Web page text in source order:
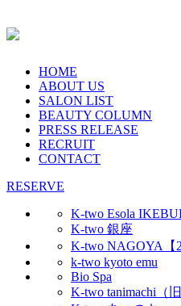
HOME
ABOUT US
SALON LIST
BEAUTY COLUMN
PRESS RELEASE
RECRUIT
CONTACT
RESERVE
K-two Esola
K-two 銀座
K-two NAGOYA【
k-two kyoto emu
Bio Spa
K-two tanimachi（